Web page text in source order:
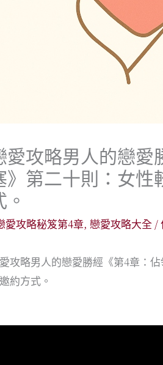
愛攻略男人的戀愛
》第二十則：女性
愛攻略秘笈第4章,戀愛攻略大全 /
攻略男人的戀愛勝經《第4章：
約方式。